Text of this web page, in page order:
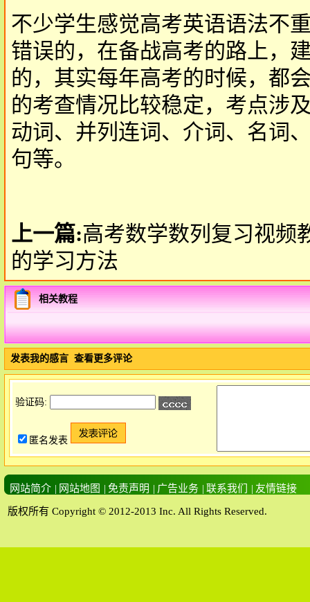
不少学生感觉高考英语语法不
错误的，在备战高考的路上，
的，其实每年高考的时候，都
的考查情况比较稳定，考点涉
动词、并列连词、介词、名词
句等。
上一篇:高考数学数列复习视频
的学习方法
相关教程
发表我的感言 查看更多评论
验证码:
匿名发表
网站简介 | 网站地图 | 免责声明 | 广告业务 | 联系我们 | 友情链接
版权所有 Copyright © 2012-2013 Inc. All Rights Reserved.